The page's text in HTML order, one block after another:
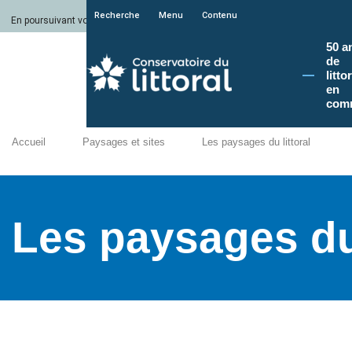
En poursuivant votre navigation sur le site du Conservatoire du littoral, vous
Recherche Menu Contenu
50
de
en
Accueil Paysages et sites Les paysages du littoral
Les paysages